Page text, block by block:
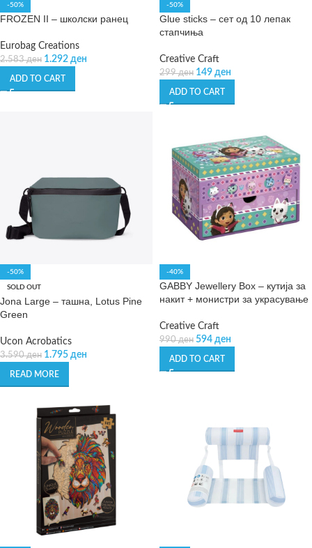
-50%
FROZEN II – школски ранец
Eurobag Creations
2.583ден 1.292 ден
ADD TO CART
-50%
Glue sticks – сет од 10 лепак
стапчиња
Creative Craft
299ден 149 ден
ADD TO CART
-50%
SOLD OUT
Jona Large – ташна, Lotus Pine
Green
Ucon Acrobatics
3.590ден 1.795 ден
READ MORE
-40%
GABBY Jewellery Box – кутија за
накит + монистри за украсување
Creative Craft
990ден 594 ден
ADD TO CART